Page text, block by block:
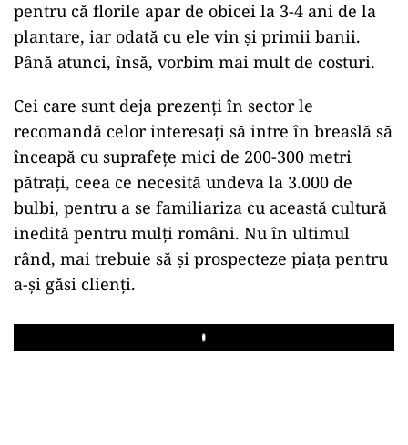
pentru că florile apar de obicei la 3-4 ani de la
plantare, iar odată cu ele vin și primii banii.
Până atunci, însă, vorbim mai mult de costuri.
Cei care sunt deja prezenți în sector le
recomandă celor interesați să intre în breaslă să
înceapă cu suprafețe mici de 200-300 metri
pătrați, ceea ce necesită undeva la 3.000 de
bulbi, pentru a se familiariza cu această cultură
inedită pentru mulți români. Nu în ultimul
rând, mai trebuie să și prospecteze piața pentru
a-și găsi clienți.
Play